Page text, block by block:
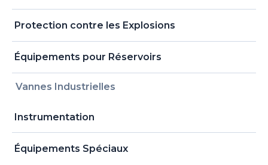
Protection contre les Explosions
Équipements pour Réservoirs
Vannes Industrielles
Instrumentation
Équipements Spéciaux